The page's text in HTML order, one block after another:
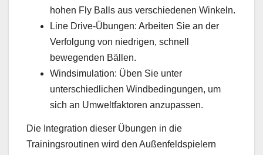
hohen Fly Balls aus verschiedenen Winkeln.
Line Drive-Übungen: Arbeiten Sie an der
Verfolgung von niedrigen, schnell
bewegenden Bällen.
Windsimulation: Üben Sie unter
unterschiedlichen Windbedingungen, um
sich an Umweltfaktoren anzupassen.
Die Integration dieser Übungen in die
Trainingsroutinen wird den Außenfeldspielern